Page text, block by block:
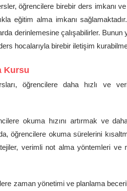
öğrencilere birebir ders imkanı
eğitim alma imkanı
derinlemesine çalışabilirler. Bunun
hocalarıyla birebir iletişim
Kursu
öğrencilere daha hızlı ve
okuma hızını artırmak ve
öğrencilere okuma sürelerini
verimli not alma yöntemleri ve
zaman yönetimi ve planlama